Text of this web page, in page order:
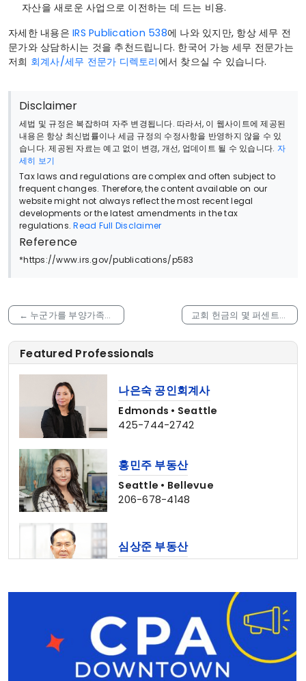
자산을 새로운 사업으로 이전하는 데 드는 비용.
자세한 내용은 IRS Publication 538에 나와 있지만, 항상 세무 전
문가와 상담하시는 것을 추천드립니다. 한국어 가능 세무 전문가는
저희 회계사/세무 전문가 디렉토리에서 찾으실 수 있습니다.
Disclaimer
세법 및 규정은 복잡하며 자주 변경됩니다. 따라서, 이 웹사이트에 제공된
내용은 항상 최신법률이나 세금 규정의 수정사항을 반영하지 않을 수 있
습니다. 제공된 자료는 예고 없이 변경, 개선, 업데이트 될 수 있습니다. 자
세히 보기
Tax laws and regulations are complex and often subject to
frequent changes. Therefore, the content available on our
website might not always reflect the most recent legal
developments or the latest amendments in the tax
regulations.Read Full Disclaimer
Reference
*https://www.irs.gov/publications/p583
← 누군가를 부양가족으
로 청구하는 방법?
교회 헌금의 몇 퍼센트를
연방 세금에서 공제받을
수 있나요?→
Featured Professionals
나은숙 공인회계사
Edmonds • Seattle
425-744-2742
홍민주 부동산
Seattle • Bellevue
206-678-4148
심상준 부동산
Bridge Law, PC
Lynnwood
425-541-8611